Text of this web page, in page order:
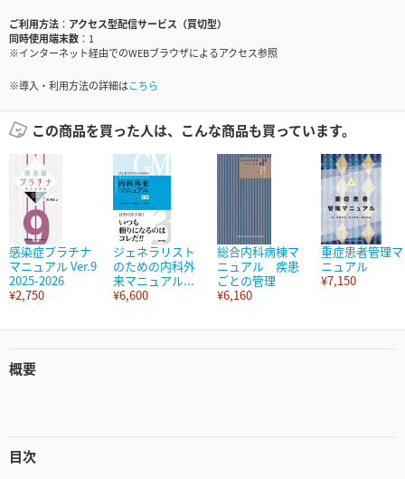
ご利用方法
アクセス型配信サービス（買切型）
同時使用端末数
1
※インターネット経由でのWEBブラウザによるアクセス参照
※導入・利用方法の詳細はこちら
この商品を買った人は、こんな商品も買っています。
感染症プラチナ
マニュアル Ver.9
2025-2026
¥2,750
ジェネラリスト
のための内科外
来マニュアル...
¥6,600
総合内科病棟マ
ニュアル 疾患
ごとの管理
¥6,160
重症患者管理マ
ニュアル
¥7,150
概要
目次